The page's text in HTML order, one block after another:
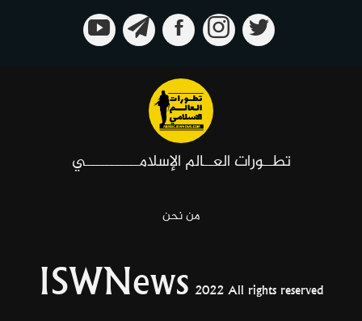
تطــورات العــالم الإسلامـــــــــــي
من نحن
ISWNews 2022 All rights reserved